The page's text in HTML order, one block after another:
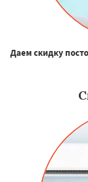
Даем скидку